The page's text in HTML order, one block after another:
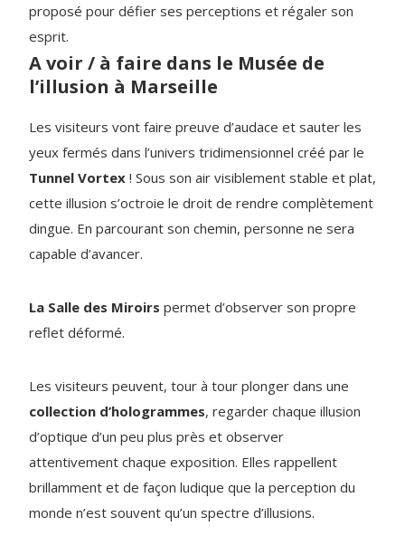
proposé pour défier ses perceptions et régaler son
esprit.
A voir / à faire dans le Musée de
l’illusion à Marseille
Les visiteurs vont faire preuve d’audace et sauter les
yeux fermés dans l’univers tridimensionnel créé par le
Tunnel Vortex ! Sous son air visiblement stable et plat,
cette illusion s’octroie le droit de rendre complètement
dingue. En parcourant son chemin, personne ne sera
capable d’avancer.
La Salle des Miroirs permet d’observer son propre
reflet déformé.
Les visiteurs peuvent, tour à tour plonger dans une
collection d’hologrammes, regarder chaque illusion
d’optique d’un peu plus près et observer
attentivement chaque exposition. Elles rappellent
brillamment et de façon ludique que la perception du
monde n’est souvent qu’un spectre d’illusions.